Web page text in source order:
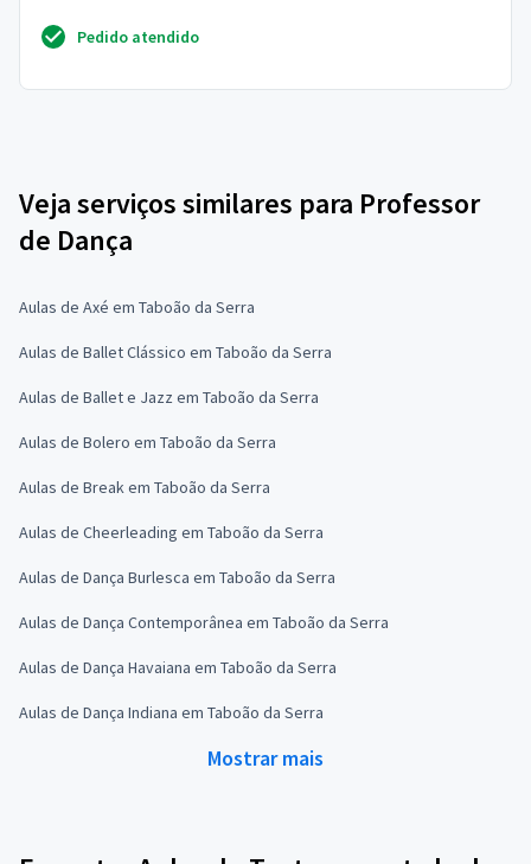
Pedido atendido
Veja serviços similares para Professor
de Dança
Aulas de Axé em Taboão da Serra
Aulas de Ballet Clássico em Taboão da Serra
Aulas de Ballet e Jazz em Taboão da Serra
Aulas de Bolero em Taboão da Serra
Aulas de Break em Taboão da Serra
Aulas de Cheerleading em Taboão da Serra
Aulas de Dança Burlesca em Taboão da Serra
Aulas de Dança Contemporânea em Taboão da Serra
Aulas de Dança Havaiana em Taboão da Serra
Aulas de Dança Indiana em Taboão da Serra
Mostrar mais